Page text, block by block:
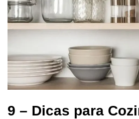
9 – Dicas para